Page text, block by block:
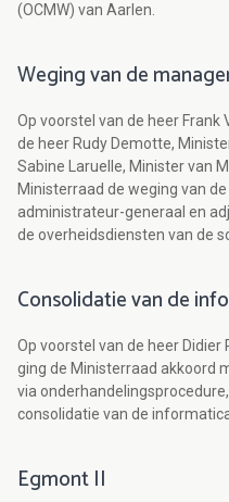
(OCMW) van Aarlen.
Weging van de
Op voorstel van de heer Frank
de heer Rudy Demotte,
Sabine Laruelle, Minister van
Ministerraad de weging van
administrateur-generaal en
de overheidsdiensten van de
Consolidatie van de
Op voorstel van de heer Didier
ging de Ministerraad akkoord
via
consolidatie van de
Egmont II